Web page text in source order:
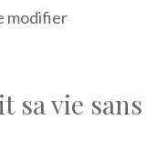
modifier
sa vie sans